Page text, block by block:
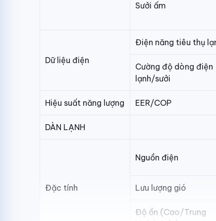
Sưởi ấm
Dữ liệu điện
Điện năng tiêu thụ
Cường độ dòng điện
lạnh/sưởi
Hiệu suất năng lượng EER/COP
DÀN LẠNH
Đặc tính
Nguồn điện
Lưu lượng gió
Độ ồn (Cao/Trung